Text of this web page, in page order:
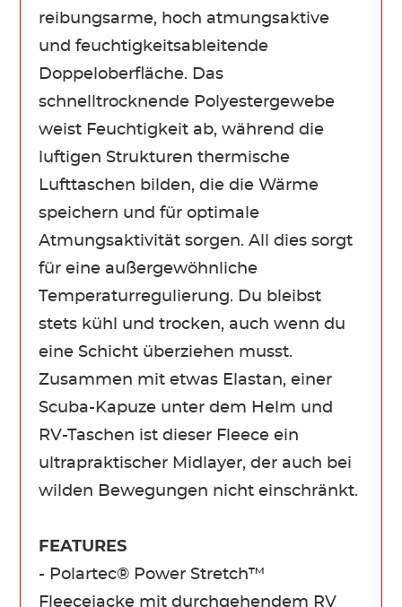
reibungsarme, hoch atmungsaktive
und feuchtigkeitsableitende
Doppeloberfläche. Das
schnelltrocknende Polyestergewebe
weist Feuchtigkeit ab, während die
luftigen Strukturen thermische
Lufttaschen bilden, die die Wärme
speichern und für optimale
Atmungsaktivität sorgen. All dies sorgt
für eine außergewöhnliche
Temperaturregulierung. Du bleibst
stets kühl und trocken, auch wenn du
eine Schicht überziehen musst.
Zusammen mit etwas Elastan, einer
Scuba-Kapuze unter dem Helm und
RV-Taschen ist dieser Fleece ein
ultrapraktischer Midlayer, der auch bei
wilden Bewegungen nicht einschränkt.
FEATURES
- Polartec® Power Stretch™
Fleecejacke mit durchgehendem RV